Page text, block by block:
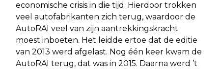
economische crisis in die tijd. Hierdoor trokken
veel autofabrikanten zich terug, waardoor de
AutoRAI veel van zijn aantrekkingskracht
moest inboeten. Het leidde ertoe dat de editie
van 2013 werd afgelast. Nog één keer kwam de
AutoRAI terug, dat was in 2015. Daarna werd ’t